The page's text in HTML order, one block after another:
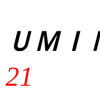
ＵＭＩ
21